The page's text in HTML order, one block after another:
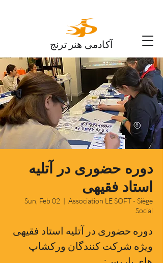
آکادمی هنر ترنج
دوره حضوری در آتلیه
استاد فقیهی
Sun, Feb 02
  |
Association LE SOFT - Siège
Social
دوره حضوری در آتلیه استاد فقیهی
ویژه شرکت کنندگان ورکشاپ